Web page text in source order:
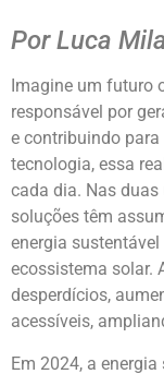
Por Luca
Imagine um futuro
responsável por
e contribuindo
tecnologia, essa
cada dia. Nas
soluções têm
energia
ecossistema solar.
desperdícios,
acessíveis,
Em 2024, a